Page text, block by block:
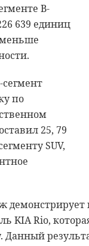
В-
639 единиц
меньше
по
25, 79
SUV,
KIA Rio,